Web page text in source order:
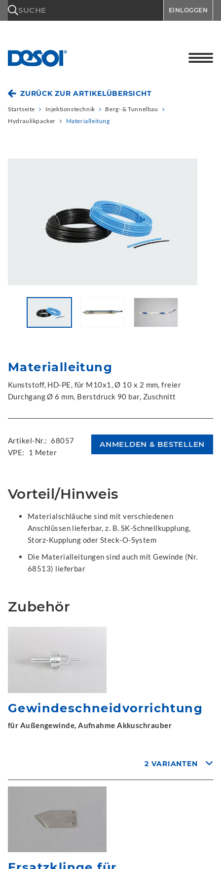
SUCHE EINLOGGEN
ZURÜCK ZUR ARTIKELÜBERSICHT
Startseite Injektionstechnik
Berg- & Tunnelbau
Hydraulikpacker
Materialleitung
Materialleitung
Kunststoff, HD-PE, für M10x1, Ø 10 x 2 mm, freier
Durchgang Ø 6 mm, Berstdruck 90 bar, Zuschnitt
Artikel-Nr.: 68057
VPE:
1 Meter
Vorteil/Hinweis
Materialschläuche sind mit verschiedenen
Anschlüssen lieferbar, z. B. SK-Schnellkupplung,
Storz-Kupplung oder Steck-O-System
Die Materialleitungen sind auch mit Gewinde (Nr.
68513) lieferbar
Zubehör
Gewindeschneidvorrichtung
für Außengewinde, Aufnahme Akkuschrauber
2 VARIANTEN